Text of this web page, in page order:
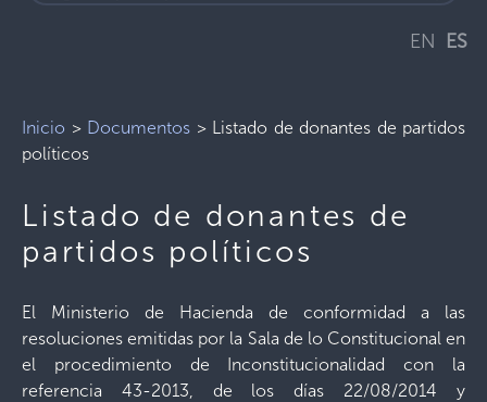
EN ES
Inicio > Documentos > Listado de donantes de partidos
políticos
Listado de donantes de
partidos políticos
El Ministerio de Hacienda de conformidad a las
resoluciones emitidas por la Sala de lo Constitucional en
el procedimiento de Inconstitucionalidad con la
referencia 43-2013, de los días 22/08/2014 y